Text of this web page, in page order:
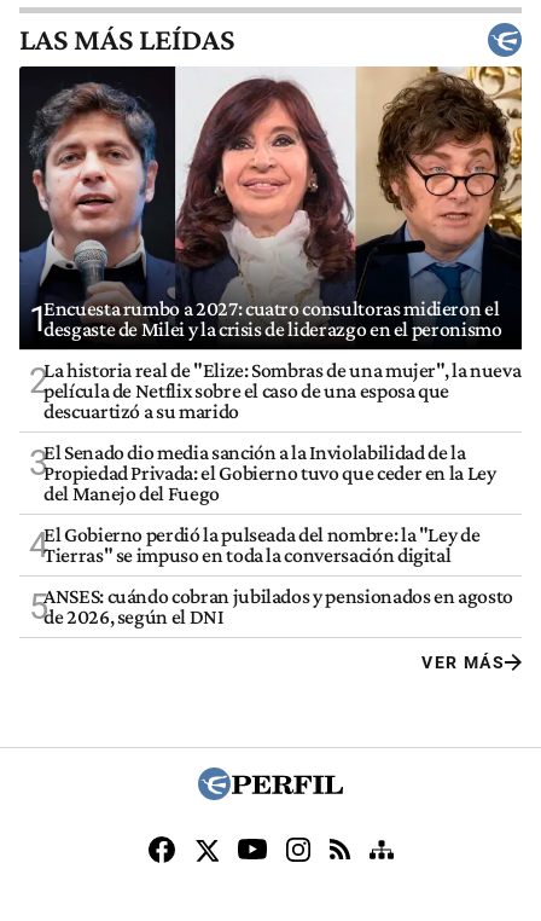
LAS MÁS LEÍDAS
1Encuesta rumbo a 2027: cuatro consultoras midieron el
desgaste de Milei y la crisis de liderazgo en el peronismo
2La historia real de "Elize: Sombras de una mujer", la nueva
película de Netflix sobre el caso de una esposa que
descuartizó a su marido
3El Senado dio media sanción a la Inviolabilidad de la
Propiedad Privada: el Gobierno tuvo que ceder en la Ley
del Manejo del Fuego
4El Gobierno perdió la pulseada del nombre: la "Ley de
Tierras" se impuso en toda la conversación digital
5ANSES: cuándo cobran jubilados y pensionados en agosto
de 2026, según el DNI
VER MÁS